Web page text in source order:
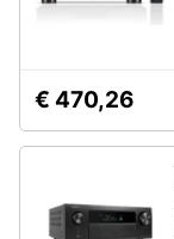
Abbigliamento
Sport
Animali
Motori
€ 470,26